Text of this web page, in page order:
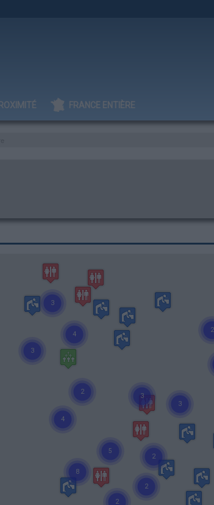
FRANCE ENTIÈRE